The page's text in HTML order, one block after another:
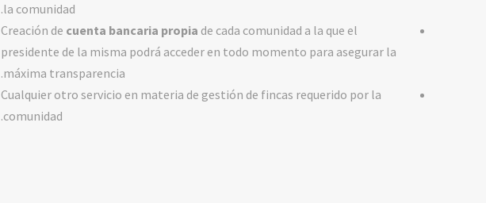
la comunidad.
Creación de cuenta bancaria propia de cada comunidad a la que el
presidente de la misma podrá acceder en todo momento para asegurar la
máxima transparencia.
Cualquier otro servicio en materia de gestión de fincas requerido por la
comunidad.